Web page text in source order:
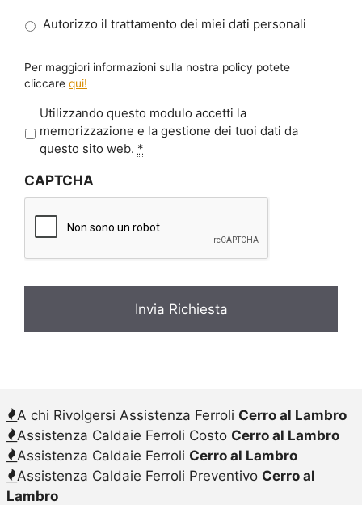
Autorizzo il trattamento dei miei dati personali
Per maggiori informazioni sulla nostra policy potete
cliccare qui!
r
a
c
*
Utilizzando questo modulo accetti la
memorizzazione e la gestione dei tuoi dati da
questo sito web. *
CAPTCHA
A chi Rivolgersi Assistenza Ferroli Cerro al Lambro
Assistenza Caldaie Ferroli Costo Cerro al Lambro
Assistenza Caldaie Ferroli Cerro al Lambro
Assistenza Caldaie Ferroli Preventivo Cerro al
Lambro